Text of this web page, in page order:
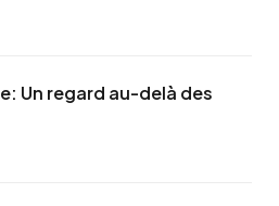
Un regard au-delà des